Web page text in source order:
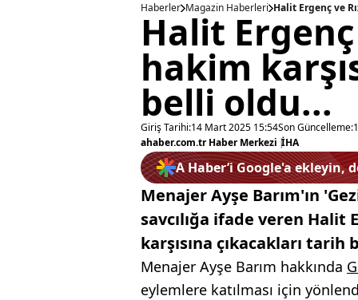
Haberler Magazin Haberleri Halit Ergenç ve
Halit
hakim
belli oldu...
Giriş Tarihi:14 Mart 2025 15:54Son Güncelleme:
ahaber.com.tr Haber Merkezi |İHA
A Haber’i Google'a ekleyin,
Menajer Ayşe Barım'ın
savcılığa ifade veren Halit
karşısına çıkacakları tarih
Menajer Ayşe Barım hakkında
eylemlere katılması için